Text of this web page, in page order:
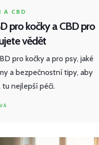
A CBD
pro kočky a CBD pro
vědět
pro kočky a pro psy, jaké
a bezpečnostní tipy, aby
nejlepší péči.